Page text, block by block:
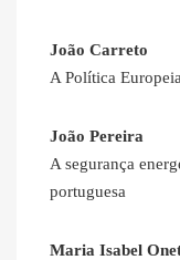
João Carreto
A Política
João Pereira
A segurança
portuguesa
Maria Isabel